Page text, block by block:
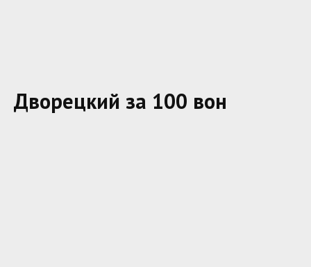
Дворецкий за 100 вон